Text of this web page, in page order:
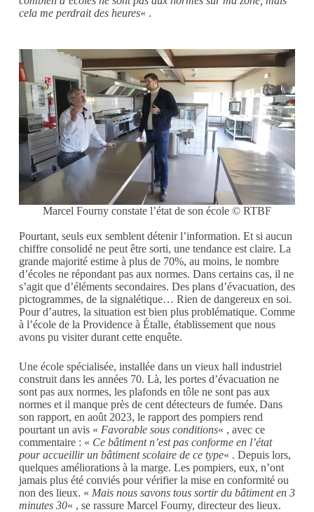
cela me perdrait des heures« .
Marcel Fourny constate l’état de son école © RTBF
Pourtant, seuls eux semblent détenir l’information. Et si aucun
chiffre consolidé ne peut être sorti, une tendance est claire. La
grande majorité estime à plus de 70%, au moins, le nombre
d’écoles ne répondant pas aux normes. Dans certains cas, il ne
s’agit que d’éléments secondaires. Des plans d’évacuation, des
pictogrammes, de la signalétique… Rien de dangereux en soi.
Pour d’autres, la situation est bien plus problématique. Comme
à l’école de la Providence à Étalle, établissement que nous
avons pu visiter durant cette enquête.
Une école spécialisée, installée dans un vieux hall industriel
construit dans les années 70. Là, les portes d’évacuation ne
sont pas aux normes, les plafonds en tôle ne sont pas aux
normes et il manque près de cent détecteurs de fumée. Dans
son rapport, en août 2023, le rapport des pompiers rend
pourtant un avis « Favorable sous conditions« , avec ce
commentaire : « Ce bâtiment n’est pas conforme en l’état
pour accueillir un bâtiment scolaire de ce type« . Depuis lors,
quelques améliorations à la marge. Les pompiers, eux, n’ont
jamais plus été conviés pour vérifier la mise en conformité ou
non des lieux. « Mais nous savons tous sortir du bâtiment en 3
minutes 30« , se rassure Marcel Fourny, directeur des lieux.